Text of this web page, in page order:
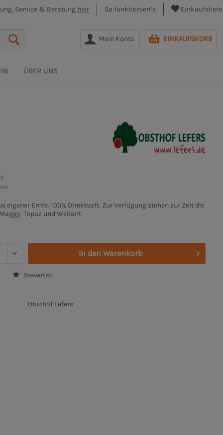
Service & Beratung hier So funktioniert's Einkaufsliste
Mein Konto EINKAUFSKORB
ÜBER UNS
eigener Ernte. 100% Direktsaft. Zur Verfügung stehen zur Zeit die
Topaz und Wellant.
In den Warenkorb
Bewerten
Obsthof Lefers